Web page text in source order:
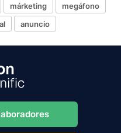
márketing
megáfono
anuncio